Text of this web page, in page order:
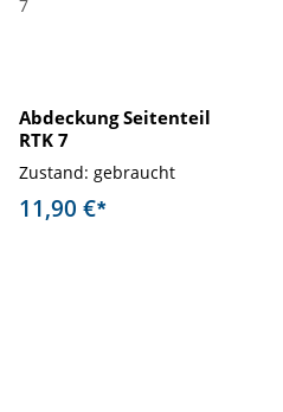
Abdeckung Seitenteil
RTK 7
Zustand: gebraucht
11,90 €*